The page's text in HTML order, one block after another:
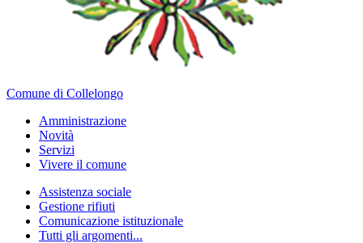
Comune di Collelongo
Amministrazione
Novità
Servizi
Vivere il comune
Assistenza sociale
Gestione rifiuti
Comunicazione istituzionale
Tutti gli argomenti...